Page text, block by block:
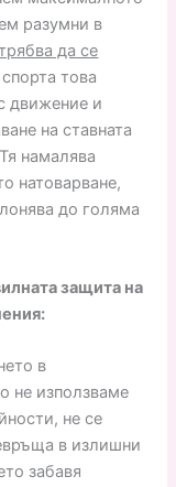
разумни в
да се
това
движение и
на ставната
намалява
натоварване,
до голяма
защита на
в
не използваме
не се
в излишни
забавя